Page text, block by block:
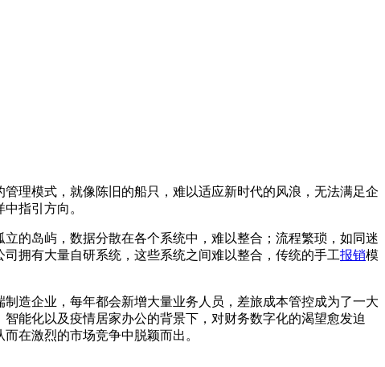
理模式，就像陈旧的船只，难以适应新时代的风浪，无法满足企
指引方向。
的岛屿，数据分散在各个系统中，难以整合；流程繁琐，如同迷
拥有大量自研系统，这些系统之间难以整合，传统的手工报销模
造企业，每年都会新增大量业务人员，差旅成本管控成为了一大
能化以及疫情居家办公的背景下，对财务数字化的渴望愈发迫
在激烈的市场竞争中脱颖而出。